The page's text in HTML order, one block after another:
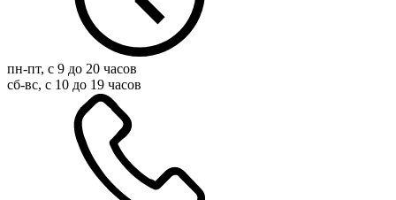
пн-пт, с 9 до 20 часов
сб-вс, с 10 до 19 часов